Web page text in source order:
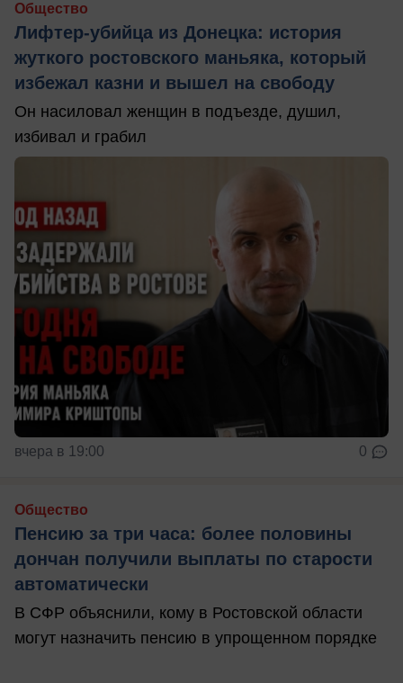
Общество
Лифтер-убийца из Донецка: история
жуткого ростовского маньяка, который
избежал казни и вышел на свободу
Он насиловал женщин в подъезде, душил,
избивал и грабил
вчера в 19:00 0
Общество
Пенсию за три часа: более половины
дончан получили выплаты по старости
автоматически
В СФР объяснили, кому в Ростовской области
могут назначить пенсию в упрощенном порядке